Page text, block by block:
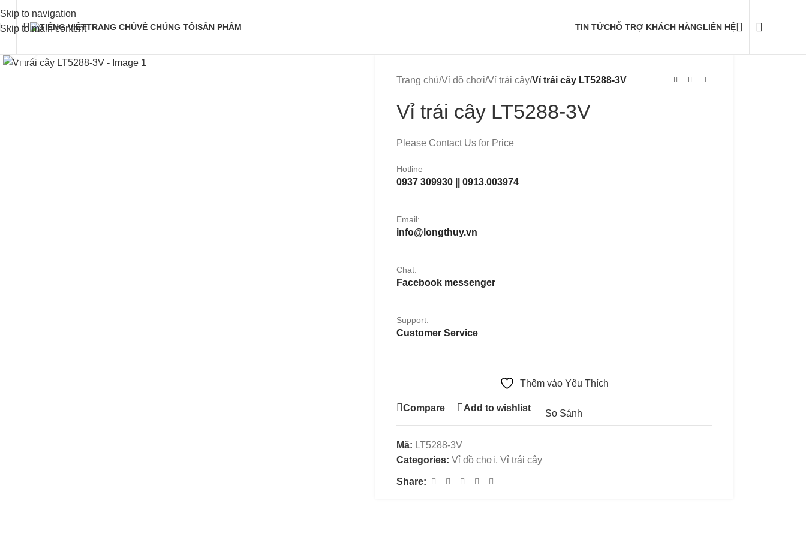
Skip to navigation
Skip to main contentTRANG CHỦVỀ CHÚNG TÔISẢN PHẨM TIN TỨCHỖ TRỢ KHÁCH HÀNGLIÊN HỆ
Trang chủ/Vỉ đồ chơi/Vỉ trái cây/Vỉ trái cây LT5288-3V
Vỉ trái cây LT5288-3V
Please Contact Us for Price
Hotline
0937 309930 || 0913.003974
Email:
info@longthuy.vn
Chat:
Facebook messenger
Support:
Customer Service
Thêm vào Yêu Thích
Compare Add to wishlist
So Sánh
Mã: LT5288-3V
Categories: Vỉ đồ chơi, Vỉ trái cây
Share: